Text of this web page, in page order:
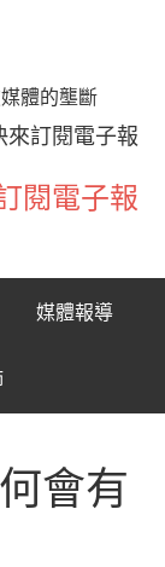
體的壟斷
來訂閱電子報
閱電子報
媒體報導
會有